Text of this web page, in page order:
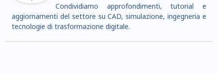
Condividiamo approfondimenti, tutorial e
aggiornamenti del settore su CAD, simulazione, ingegneria e
tecnologie di trasformazione digitale.